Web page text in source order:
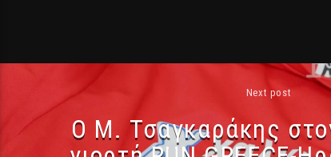
Next post
Ο Μ. Τσαγκαράκης